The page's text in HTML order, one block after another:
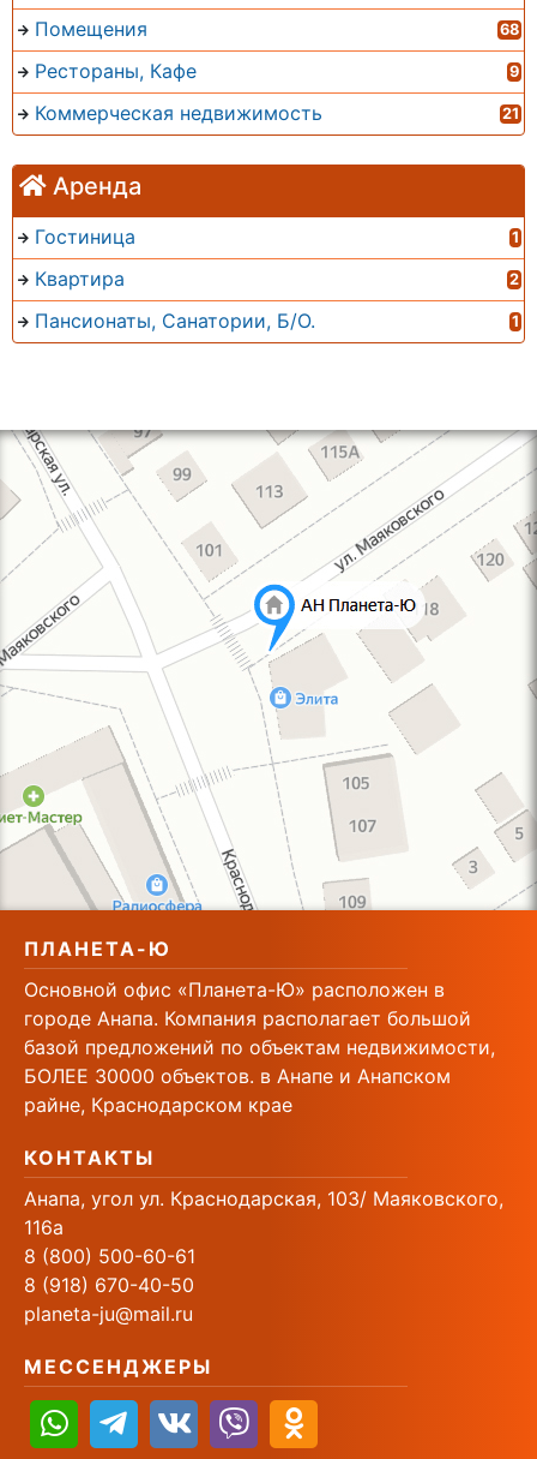
Помещения 68
Рестораны, Кафе 9
Коммерческая недвижимость 21
Аренда
Гостиница 1
Квартира 2
Пансионаты, Санатории, Б/О. 1
ПЛАНЕТА-Ю
Основной офис «Планета-Ю» расположен в
городе Анапа. Компания располагает большой
базой предложений по объектам недвижимости,
БОЛЕЕ 30000 объектов. в Анапе и Анапском
райне, Краснодарском крае
КОНТАКТЫ
Анапа, угол ул. Краснодарская, 103/ Маяковского,
116а
8 (800) 500-60-61
8 (918) 670-40-50
planeta-ju@mail.ru
МЕССЕНДЖЕРЫ